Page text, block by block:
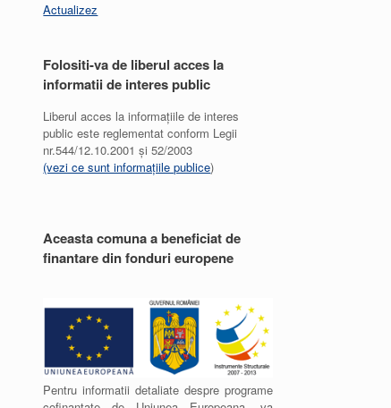
Actualizez
Folositi-va de liberul acces la
informatii de interes public
Liberul acces la informațiile de interes
public este reglementat conform Legii
nr.544/12.10.2001 și 52/2003
(vezi ce sunt informațiile publice)
Aceasta comuna a beneficiat de
finantare din fonduri europene
Pentru informatii detaliate despre programe